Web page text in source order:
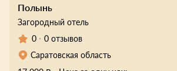
Полынь
Загородный отель
0
0 отзывов
Саратовская область